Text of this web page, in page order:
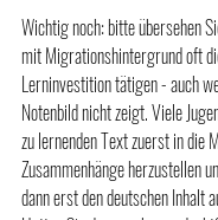
Wichtig noch: bitte übersehen
mit Migrationshintergrund oft
Lerninvestition tätigen - auch
Notenbild nicht zeigt. Viele
zu lernenden Text zuerst in die
Zusammenhänge herzustellen
dann erst den deutschen Inhalt